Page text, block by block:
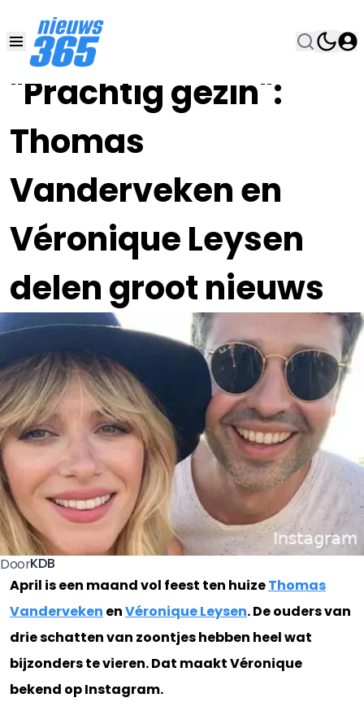
"Prachtig gezin":
Thomas
Vanderveken en
Véronique Leysen
delen groot nieuws
21 APR 2023, 20:00
DoorKDB
April is een maand vol feest ten huizeThomas
Vanderveken enVéronique Leysen. De ouders van
drie schatten van zoontjes hebben heel wat
bijzonders te vieren. Dat maakt Véronique
bekend op Instagram.